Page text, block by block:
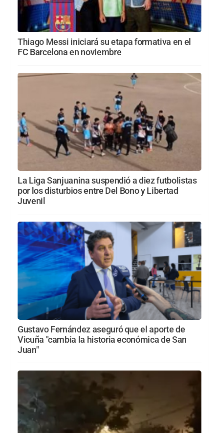
Thiago Messi iniciará su etapa formativa en el
FC Barcelona en noviembre
La Liga Sanjuanina suspendió a diez futbolistas
por los disturbios entre Del Bono y Libertad
Juvenil
Gustavo Fernández aseguró que el aporte de
Vicuña "cambia la historia económica de San
Juan"